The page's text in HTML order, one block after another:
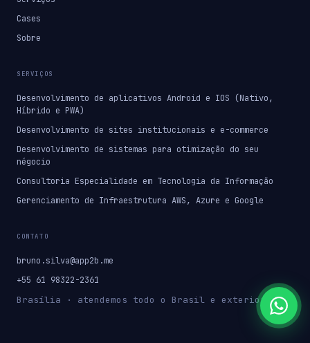
Cases
Sobre
SERVIÇOS
Desenvolvimento de aplicativos Android e IOS (Nativo,
Híbrido e PWA)
Desenvolvimento de sites institucionais e e-commerce
Desenvolvimento de sistemas para otimização do seu
négocio
Consultoria Especialidade em Tecnologia da Informação
Gerenciamento de Infraestrutura AWS, Azure e Google
CONTATO
bruno.silva@app2b.me
+55 61 98322-2361
Brasília · atendemos todo o Brasil e exterior